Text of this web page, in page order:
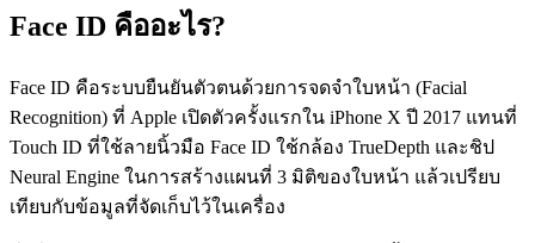
Face ID คืออะไร?
Face ID คือระบบยืนยันตัวตนด้วยการจดจำใบหน้า (Facial
Recognition) ที่ Apple เปิดตัวครั้งแรกใน iPhone X ปี 2017 แทนที่
Touch ID ที่ใช้ลายนิ้วมือ Face ID ใช้กล้อง TrueDepth และชิป
Neural Engine ในการสร้างแผนที่ 3 มิติของใบหน้า แล้วเปรียบ
เทียบกับข้อมูลที่จัดเก็บไว้ในเครื่อง